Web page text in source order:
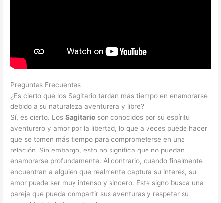
Preguntas Frecuentes
¿Es cierto que los Sagitario tardan más tiempo en enamorarse
debido a su naturaleza aventurera y libre?
Sí, es cierto. LosSagitario son conocidos por su espíritu
aventurero y amor por la libertad, lo que a veces puede hacer
que se tomen más tiempo para comprometerse en una
relación. Sin embargo, esto no significa que no puedan
enamorarse profundamente. Al contrario, cuando finalmente
encuentran a alguien que realmente captura su interés, su
amor puede ser muy intenso y sincero. Este signo busca una
pareja que pueda compartir sus aventuras y respetar su